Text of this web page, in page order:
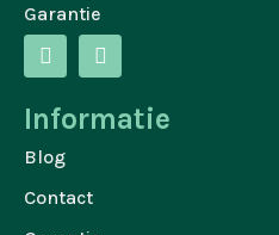
Garantie
Informatie
Blog
Contact